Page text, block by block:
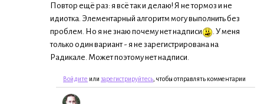
Повтор ещё раз: я всё так и делаю! Я не тормоз и не
идиотка. Элементарный алгоритм могу выполнить без
проблем. Но я не знаю почему нет надписи
. У меня
только один вариант - я не зарегистрирована на
Радикале. Может поэтому нет надписи.
Войдите или зарегистрируйтесь , чтобы отправлять комментарии